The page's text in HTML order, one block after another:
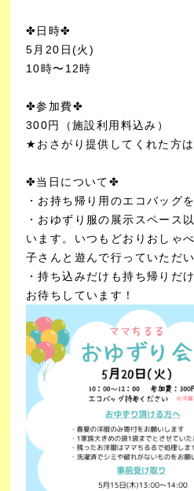
✤日時✤
5月20日(火)
10時〜12時
✤参加費✤
300円（施設利用料込み）
★おさがり提供してくれた方
✤当日について✤
・お持ち帰り用のエコバッグ
・おゆずり服の展示スペース
います。いつもどおりおしゃ
子さんと遊んで行っていただ
・持ち込みだけも持ち帰りだ
お待ちしています！